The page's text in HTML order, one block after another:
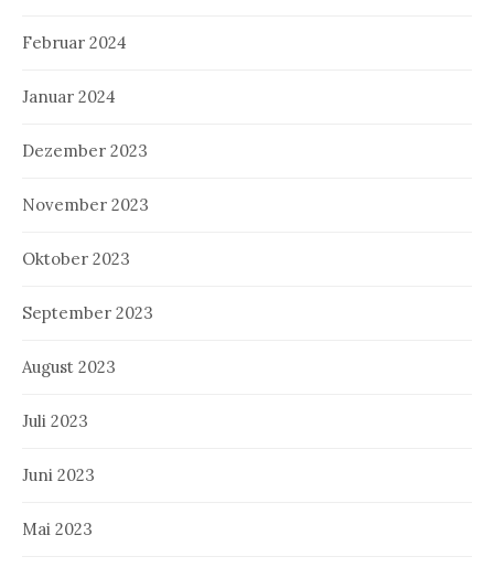
Februar 2024
Januar 2024
Dezember 2023
November 2023
Oktober 2023
September 2023
August 2023
Juli 2023
Juni 2023
Mai 2023